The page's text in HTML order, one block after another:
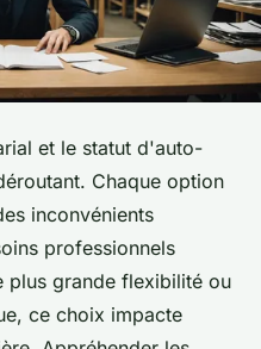
et le statut d'auto-
Chaque option
inconvénients
professionnels
plus grande flexibilité ou
ce choix impacte